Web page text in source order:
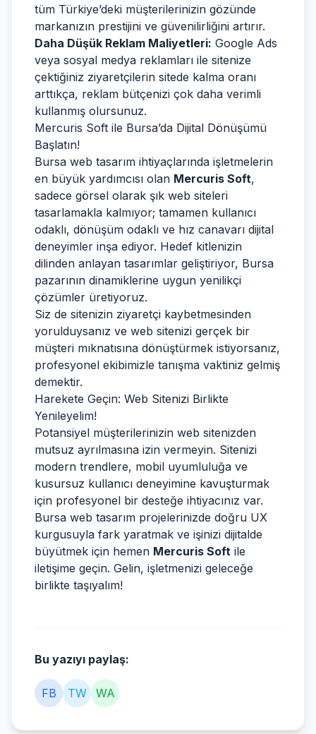
tüm Türkiye’deki müşterilerinizin gözünde
markanızın prestijini ve güvenilirliğini artırır.
Daha Düşük Reklam Maliyetleri: Google Ads
veya sosyal medya reklamları ile sitenize
çektiğiniz ziyaretçilerin sitede kalma oranı
arttıkça, reklam bütçenizi çok daha verimli
kullanmış olursunuz.
Mercuris Soft ile Bursa’da Dijital Dönüşümü
Başlatın!
Bursa web tasarım ihtiyaçlarında işletmelerin
en büyük yardımcısı olan Mercuris Soft,
sadece görsel olarak şık web siteleri
tasarlamakla kalmıyor; tamamen kullanıcı
odaklı, dönüşüm odaklı ve hız canavarı dijital
deneyimler inşa ediyor. Hedef kitlenizin
dilinden anlayan tasarımlar geliştiriyor, Bursa
pazarının dinamiklerine uygun yenilikçi
çözümler üretiyoruz.
Siz de sitenizin ziyaretçi kaybetmesinden
yorulduysanız ve web sitenizi gerçek bir
müşteri mıknatısına dönüştürmek istiyorsanız,
profesyonel ekibimizle tanışma vaktiniz gelmiş
demektir.
Harekete Geçin: Web Sitenizi Birlikte
Yenileyelim!
Potansiyel müşterilerinizin web sitenizden
mutsuz ayrılmasına izin vermeyin. Sitenizi
modern trendlere, mobil uyumluluğa ve
kusursuz kullanıcı deneyimine kavuşturmak
için profesyonel bir desteğe ihtiyacınız var.
Bursa web tasarım projelerinizde doğru UX
kurgusuyla fark yaratmak ve işinizi dijitalde
büyütmek için hemen Mercuris Soft ile
iletişime geçin. Gelin, işletmenizi geleceğe
birlikte taşıyalım!
Bu yazıyı paylaş:
FB TW WA